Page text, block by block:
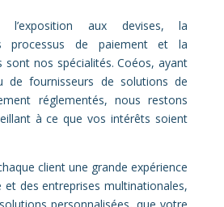
l’exposition aux devises, la
processus de paiement et la
sont nos spécialités. Coéos, ayant
de fournisseurs de solutions de
réglementés, nous restons
à ce que vos intérêts soient
client une grande expérience
et des entreprises multinationales,